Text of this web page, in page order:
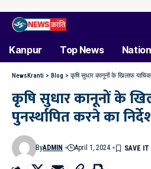
Kanpur Top News
NewsKranti > Blog > कृषि सुधार कानूनों के खिलाफ
कृषि सुधार कानूनों के
पुनर्स्थापित करने का
ByADMIN April 1, 2024